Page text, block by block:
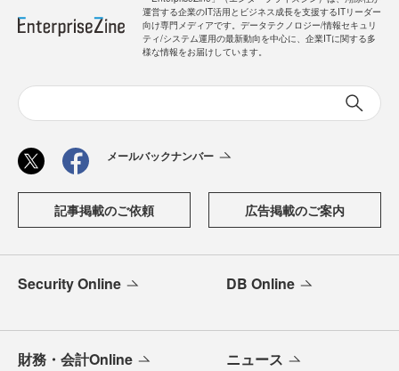
運営する企業のIT活用とビジネス成長を支援するITリーダー
向け専門メディアです。データテクノロジー/情報セキュリ
ティ/システム運用の最新動向を中心に、企業ITに関する多
様な情報をお届けしています。
メールバックナンバー
記事掲載のご依頼 広告掲載のご案内
Security Online DB Online
財務・会計Online ニュース